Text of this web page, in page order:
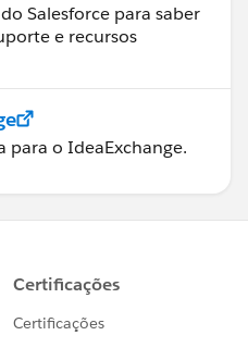
Salesforce para saber
e recursos
para o IdeaExchange.